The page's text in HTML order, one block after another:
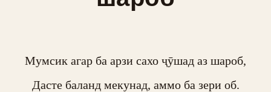
Мумсик агар ба арзи сахо ҷӯшад аз шароб,
Дасте баланд мекунад, аммо ба зери об.